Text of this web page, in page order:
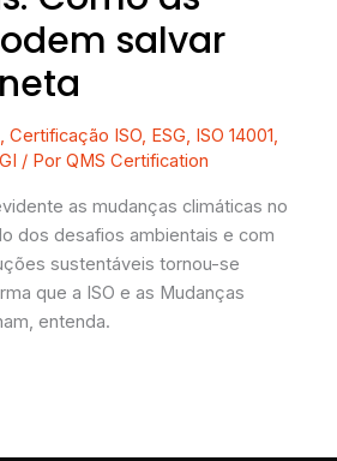
salvar
,Certificação ISO, ESG, ISO 14001,
/ PorQMS Certification
as mudanças climáticas no
dos desafios ambientais e com
sustentáveis tornou-se
que a ISO e as Mudanças
entenda.